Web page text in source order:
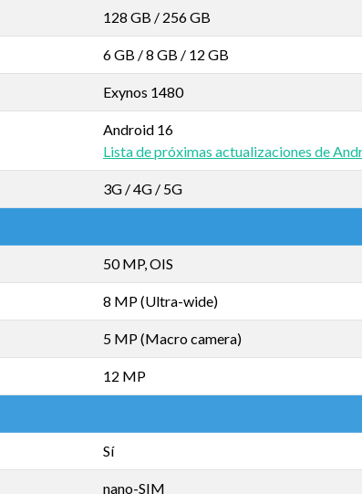
128 GB / 256 GB
6 GB /8 GB / 12 GB
Exynos 1480
Android 16
Lista de próximas actualizaciones de
3G / 4G / 5G
50 MP, OIS
8 MP (Ultra-wide)
5 MP (Macro camera)
12 MP
Sí
nano-SIM